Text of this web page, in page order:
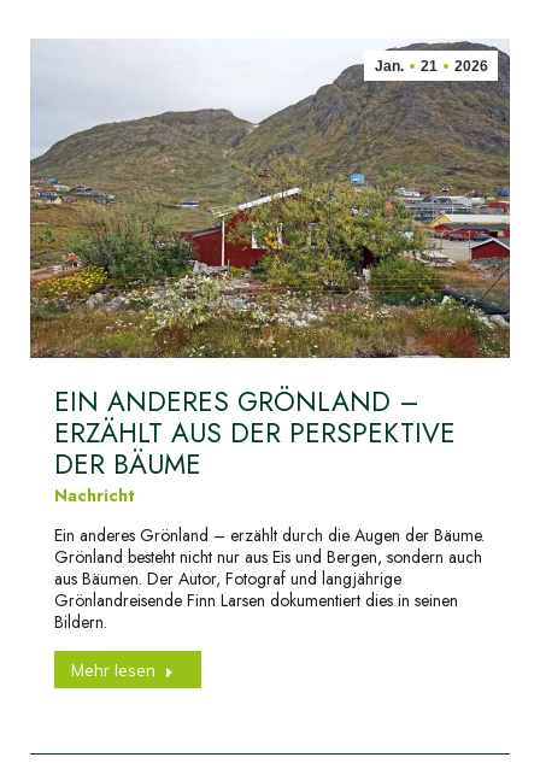
Jan. 21 2026
EIN ANDERES GRÖNLAND –
ERZÄHLT AUS DER PERSPEKTIVE
DER BÄUME
Nachricht
Ein anderes Grönland – erzählt durch die Augen der Bäume.
Grönland besteht nicht nur aus Eis und Bergen, sondern auch
aus Bäumen. Der Autor, Fotograf und langjährige
Grönlandreisende Finn Larsen dokumentiert dies in seinen
Bildern.
Mehr lesen